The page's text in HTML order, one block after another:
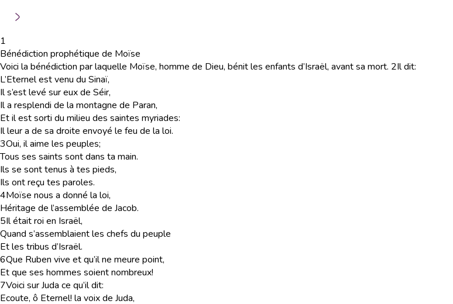
1
Bénédiction prophétique de Moïse
Voici la bénédiction par laquelle Moïse, homme de Dieu, bénit les enfants d’Israël, avant sa mort. 2Il dit:
L’Eternel est venu du Sinaï,
Il s’est levé sur eux de Séir,
Il a resplendi de la montagne de Paran,
Et il est sorti du milieu des saintes myriades:
Il leur a de sa droite envoyé le feu de la loi.
3Oui, il aime les peuples;
Tous ses saints sont dans ta main.
Ils se sont tenus à tes pieds,
Ils ont reçu tes paroles.
4Moïse nous a donné la loi,
Héritage de l’assemblée de Jacob.
5Il était roi en Israël,
Quand s’assemblaient les chefs du peuple
Et les tribus d’Israël.
6Que Ruben vive et qu’il ne meure point,
Et que ses hommes soient nombreux!
7Voici sur Juda ce qu’il dit:
Ecoute, ô Eternel! la voix de Juda,